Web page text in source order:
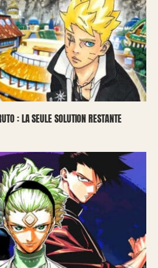
: LA SEULE SOLUTION RESTANTE